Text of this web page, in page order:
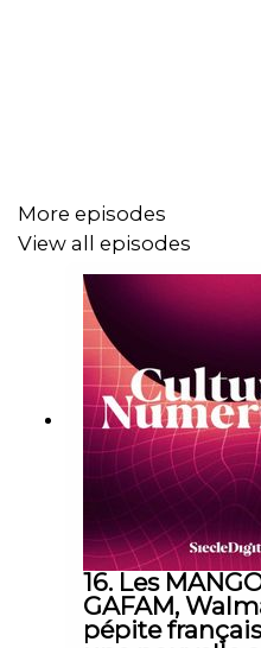
veut cette masse
écrit dans la barre de
Amazon. Voilà ce que
Différents, souvent
sont pas moins
l’intérêt de mêler ces deux
accueilli Matthieu
startup Trajaan,
Les épisodes de Culture
et les
More episodes
View all episodes
16. Les
GAFAM,
pépite